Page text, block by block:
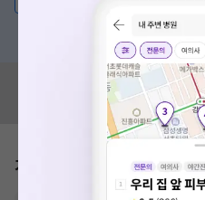
혹은, 의료상담 서비스
혹시 잘못된 병원정보가 있나
모두닥 팀에 알려주세요!
가격표